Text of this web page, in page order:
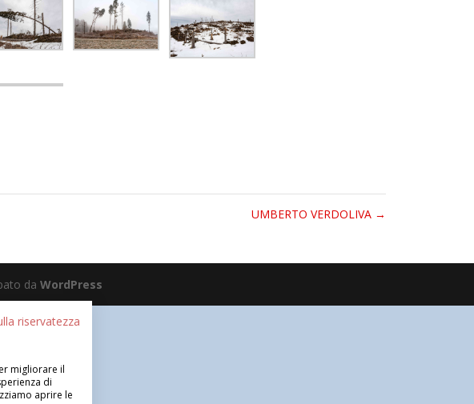
UMBERTO VERDOLIVA →
daWordPress
riservatezza
migliorare il
di
aprire le